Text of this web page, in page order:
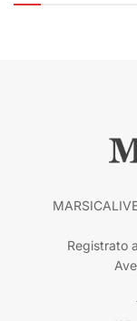
Registrato